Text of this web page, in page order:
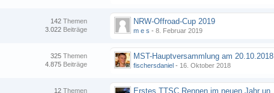
Themen
142
Beiträge
3.022
NRW-Offroad-Cup 2019
m e s - 8. Februar 2019
Themen
325
Beiträge
4.875
MST-Hauptversammlung am 20.10.2018
fischersdaniel - 16. Oktober 2018
Themen
12